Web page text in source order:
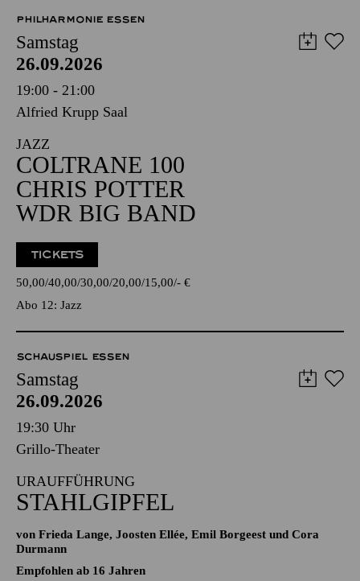
PHILHARMONIE ESSEN
Samstag
26.09.2026
19:00 - 21:00
Alfried Krupp Saal
JAZZ
COLTRANE 100
CHRIS POTTER
WDR BIG BAND
TICKETS
50,00 40,00 30,00 20,00 15,00 - €
Abo 12: Jazz
SCHAUSPIEL ESSEN
Samstag
26.09.2026
19:30 Uhr
Grillo-Theater
URAUFFÜHRUNG
STAHLGIPFEL
von Frieda Lange, Joosten Ellée, Emil Borgeest und Cora
Durmann
Empfohlen ab 16 Jahren